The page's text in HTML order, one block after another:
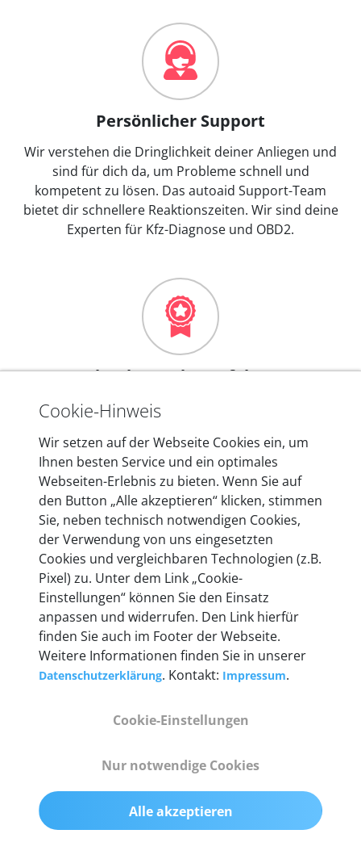
Persönlicher Support
Wir verstehen die Dringlichkeit deiner Anliegen und
sind für dich da, um Probleme schnell und
kompetent zu lösen. Das autoaid Support-Team
bietet dir schnellere Reaktionszeiten. Wir sind deine
Experten für Kfz-Diagnose und OBD2.
Mehr als 10 Jahre Erfahrung
In den Kfz-Diagnosegeräten von autoaid stecken
entwickeln wir unsere Produkte am Standort in
Berlin laufend weiter. Auf diese Qualität vertrauen
heute mehr als 60.000 Privatkunden und
Unternehmen.
Technische Details &
Lieferumfang
55 mm x 25 mm x 12 mm
200 g
Cookie-Hinweis
Wir setzen auf der Webseite Cookies ein, um
Ihnen besten Service und ein optimales
Webseiten-Erlebnis zu bieten. Wenn Sie auf
den Button „Alle akzeptieren“ klicken, stimmen
Sie, neben technisch notwendigen Cookies,
der Verwendung von uns eingesetzten
Cookies und vergleichbaren Technologien (z.B.
Pixel) zu. Unter dem Link „Cookie-
Einstellungen“ können Sie den Einsatz
anpassen und widerrufen. Den Link hierfür
finden Sie auch im Footer der Webseite.
Weitere Informationen finden Sie in unserer
Datenschutzerklärung. Kontakt: Impressum.
Cookie-Einstellungen
Nur notwendige Cookies
Alle akzeptieren